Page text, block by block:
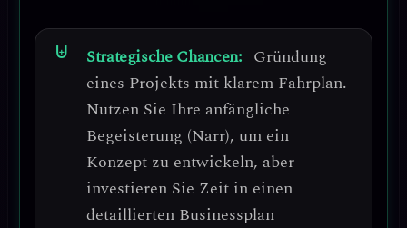
Strategische Chancen: Gründung
eines Projekts mit klarem Fahrplan.
Nutzen Sie Ihre anfängliche
Begeisterung (Narr), um ein
Konzept zu entwickeln, aber
investieren Sie Zeit in einen
detaillierten Businessplan